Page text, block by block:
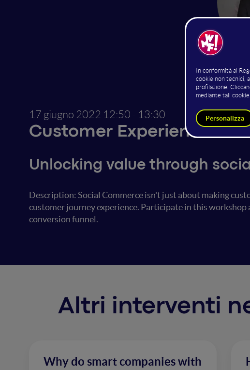
Digital
17 giugno 2022 12:50 - 13:30
Customer Experience
Unlocking value through
Description: Social Commerce isn't just about making
customer journey experience. Participate in this workshop
conversion funnel.
Altri interventi
Why do smart companies with